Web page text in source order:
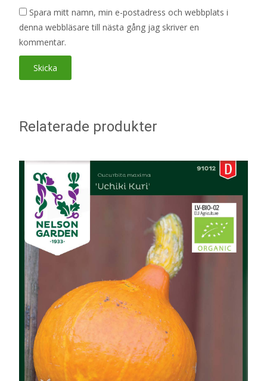
Spara mitt namn, min e-postadress och webbplats i
denna webbläsare till nästa gång jag skriver en
kommentar.
Relaterade produkter